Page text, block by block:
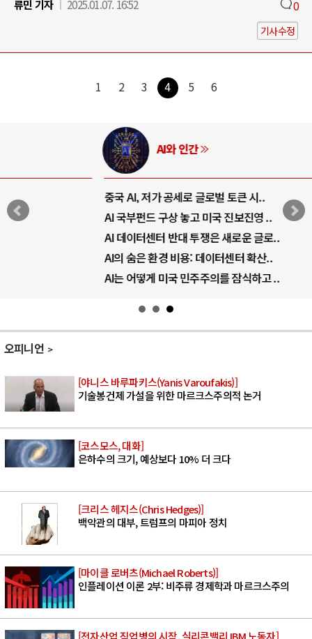
류민 기자
2025.01.07. 16:52 0
기사수정
1 2 3 4 5 6
중국 AI, 저가 공세로 글로벌 토큰 시..
AI 국부펀드 구상 놓고 미국 진보진영 ..
AI 데이터센터 반대 투쟁은 새로운 글로..
AI의 숨은 환경 비용: 데이터센터 확산..
AI는 어떻게 미국 민주주의를 잠식하고 ..
오피니언
[야니스 바루파키스(Yanis Varoufakis)]
기술봉건제 가설을 위한 마르크스주의적 논거
[코스모스, 대화]
은하수의 크기, 예상보다 10% 더 크다
[크리스 헤지스(Chris Hedges)]
백악관의 대부, 트럼프의 마피아 정치
[마이클 로버츠(Michael Roberts)]
인플레이션 이론 2부: 비주류 경제학과 마르크스주의
[전자산업 직업병의 시작, 실리콘밸리 IBM 노동자]